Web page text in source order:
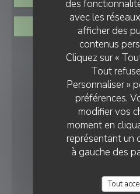
des
avec les
afficher des
contenus
Cliquez sur «
Tout
Personnaliser »
préférences.
modifier vos
moment en
représentant un
à gauche des
Tout
NOUS